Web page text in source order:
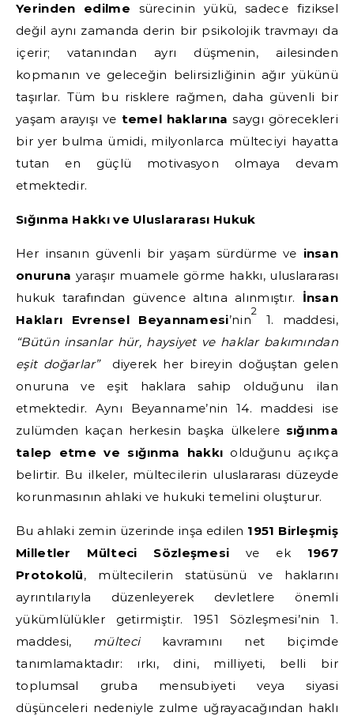
Yerinden edilme sürecinin yükü, sadece fiziksel
değil aynı zamanda derin bir psikolojik travmayı da
içerir; vatanından ayrı düşmenin, ailesinden
kopmanın ve geleceğin belirsizliğinin ağır yükünü
taşırlar. Tüm bu risklere rağmen, daha güvenli bir
yaşam arayışı ve temel haklarına saygı görecekleri
bir yer bulma ümidi, milyonlarca mülteciyi hayatta
tutan en güçlü motivasyon olmaya devam
etmektedir.
Sığınma Hakkı ve Uluslararası Hukuk
Her insanın güvenli bir yaşam sürdürme ve insan
onuruna yaraşır muamele görme hakkı, uluslararası
hukuk tarafından güvence altına alınmıştır. İnsan
Hakları Evrensel Beyannamesi’nin
2
1. maddesi,
“Bütün insanlar hür, haysiyet ve haklar bakımından
eşit doğarlar”
diyerek her bireyin doğuştan gelen
onuruna ve eşit haklara sahip olduğunu ilan
etmektedir. Aynı Beyanname’nin 14. maddesi ise
zulümden kaçan herkesin başka ülkelere sığınma
talep etme ve sığınma hakkı olduğunu açıkça
belirtir. Bu ilkeler, mültecilerin uluslararası düzeyde
korunmasının ahlaki ve hukuki temelini oluşturur.
Bu ahlaki zemin üzerinde inşa edilen 1951 Birleşmiş
Milletler Mülteci Sözleşmesi ve ek 1967
Protokolü, mültecilerin statüsünü ve haklarını
ayrıntılarıyla düzenleyerek devletlere önemli
yükümlülükler getirmiştir. 1951 Sözleşmesi’nin 1.
maddesi, mültecikavramını net biçimde
tanımlamaktadır: ırkı, dini, milliyeti, belli bir
toplumsal gruba mensubiyeti veya siyasi
düşünceleri nedeniyle zulme uğrayacağından haklı